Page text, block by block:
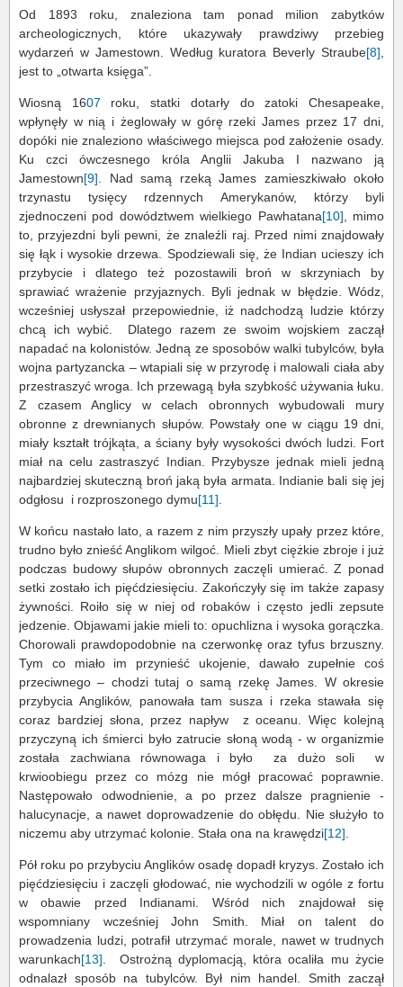
Od 1893 roku, znaleziona tam ponad milion zabytków
archeologicznych, które ukazywały prawdziwy przebieg
wydarzeń w Jamestown. Według kuratora Beverly Straube[8],
jest to „otwarta księga”.
Wiosną 1607 roku, statki dotarły do zatoki Chesapeake,
wpłynęły w nią i żeglowały w górę rzeki James przez 17 dni,
dopóki nie znaleziono właściwego miejsca pod założenie osady.
Ku czci ówczesnego króla Anglii Jakuba I nazwano ją
Jamestown[9]. Nad samą rzeką James zamieszkiwało około
trzynastu tysięcy rdzennych Amerykanów, którzy byli
zjednoczeni pod dowództwem wielkiego Pawhatana[10], mimo
to, przyjezdni byli pewni, że znaleźli raj. Przed nimi znajdowały
się łąk i wysokie drzewa. Spodziewali się, że Indian ucieszy ich
przybycie i dlatego też pozostawili broń w skrzyniach by
sprawiać wrażenie przyjaznych. Byli jednak w błędzie. Wódz,
wcześniej usłyszał przepowiednie, iż nadchodzą ludzie którzy
chcą ich wybić. Dlatego razem ze swoim wojskiem zaczął
napadać na kolonistów. Jedną ze sposobów walki tubylców, była
wojna partyzancka – wtapiali się w przyrodę i malowali ciała aby
przestraszyć wroga. Ich przewagą była szybkość używania łuku.
Z czasem Anglicy w celach obronnych wybudowali mury
obronne z drewnianych słupów. Powstały one w ciągu 19 dni,
miały kształt trójkąta, a ściany były wysokości dwóch ludzi. Fort
miał na celu zastraszyć Indian. Przybysze jednak mieli jedną
najbardziej skuteczną broń jaką była armata. Indianie bali się jej
odgłosu i rozproszonego dymu[11].
W końcu nastało lato, a razem z nim przyszły upały przez które,
trudno było znieść Anglikom wilgoć. Mieli zbyt ciężkie zbroje i już
podczas budowy słupów obronnych zaczęli umierać. Z ponad
setki zostało ich pięćdziesięciu. Zakończyły się im także zapasy
żywności. Roiło się w niej od robaków i często jedli zepsute
jedzenie. Objawami jakie mieli to: opuchlizna i wysoka gorączka.
Chorowali prawdopodobnie na czerwonkę oraz tyfus brzuszny.
Tym co miało im przynieść ukojenie, dawało zupełnie coś
przeciwnego – chodzi tutaj o samą rzekę James. W okresie
przybycia Anglików, panowała tam susza i rzeka stawała się
coraz bardziej słona, przez napływ z oceanu. Więc kolejną
przyczyną ich śmierci było zatrucie słoną wodą - w organizmie
została zachwiana równowaga i było za dużo soli w
krwioobiegu przez co mózg nie mógł pracować poprawnie.
Następowało odwodnienie, a po przez dalsze pragnienie -
halucynacje, a nawet doprowadzenie do obłędu. Nie służyło to
niczemu aby utrzymać kolonie. Stała ona na krawędzi[12].
Pół roku po przybyciu Anglików osadę dopadł kryzys. Zostało ich
pięćdziesięciu i zaczęli głodować, nie wychodzili w ogóle z fortu
w obawie przed Indianami. Wśród nich znajdował się
wspomniany wcześniej John Smith. Miał on talent do
prowadzenia ludzi, potrafił utrzymać morale, nawet w trudnych
warunkach[13]. Ostrożną dyplomacją, która ocaliła mu życie
odnalazł sposób na tubylców. Był nim handel. Smith zaczął